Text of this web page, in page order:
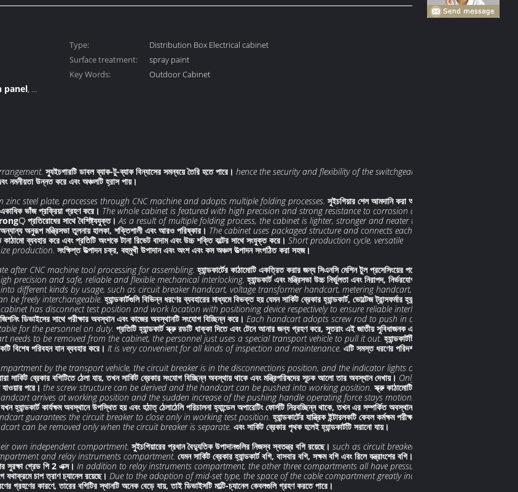
Type:
Distribution Box Electrical cabinet
Surface treatment:
spray paint
Key Words:
Outdoor Cabinet
panel,
স্যুইচগারটি ডাবল ব্যাক-টু-ব্যাক বিন্যাসের সমন্বয়ে তৈরি হতে পারে। hence the security and flexibility of the switchgear
নমনীয়তা উন্নত করে এবং অঞ্চলটি হ্রাস পায়।
steel plate, processes through CNC machine and adopts multiple folding processes. সুইচগিয়ার শেল আমদানি করা অ্যালুমিনিয়াম
ভাঁজ প্রক্রিয়া গ্রহণ করে। The whole cabinet is featured with high precision and strong resistance to corrosion and
প্রতিরোধের সাথে বৈশিষ্ট্যযুক্ত। As a result of multiple folding process, the cabinet is lighter, stronger and neater than
অনুরূপ মন্ত্রিসভা তুলনায় হালকা, শক্তিশালী এবং আরও পরিষ্কার। The cabinet uses packaged structure and connects each part with
কাঠামো ব্যবহার করে এবং প্রতিটি অংশকে টানা রিভেট বাদাম এবং উচ্চ শক্তি বল্টের সাথে সংযুক্ত করে। Short production cycle, versatile
production. সংক্ষিপ্ত উত্পাদন চক্র, বহুমুখী উপাদান এবং অংশ এবং কম অঞ্চল উত্পাদন সংগঠিত করা সহজ।
after CNC machine tool processing for assembling. হ্যান্ডকার্টের কাঠামোটি একত্রিত করার জন্য সিএনসি মেশিন টুল প্রসেসিংয়ের পরে পাতলা
precision and safe, reliable and flexible mechanical interlocking. হ্যান্ডকার্ট এবং মন্ত্রিসভা উচ্চ নির্ভুলতা এবং নিরাপদ, নির্ভরযোগ্য এবং
different kinds by usage, such as circuit breaker handcart, voltage transformer handcart, metering handcart, isolation
be freely interchangeable. হ্যান্ডকার্টগুলি বিভিন্ন ধরণের ব্যবহারের মাধ্যমে বিভক্ত হয় যেমন সার্কিট ব্রেকার হ্যান্ডকার্ট, ভোল্টেজ ট্রান্সফর্মার হ্যান্ডকার্ট,
has disconnect test position and work location with positioning device respectively to ensure reliable interlocking.
ডিভাইসের সাথে পরীক্ষার অবস্থান এবং কাজের অবস্থানটি সংযোগ বিচ্ছিন্ন করে। Each handcart adopts screw rod to push in and pull
for the personnel on duty. প্রতিটি হ্যান্ডকার্ট স্ক্রু রডটি ধাক্কা দিতে এবং টেনে আনার জন্য গ্রহণ করে, সুতরাং এই জাতীয় সুবিধাজনক এবং নমনীয়
needs to be removed from the cabinet, the personnel just uses a special transport vehicle to pull it out. হ্যান্ডকার্টটি যখন
বিশেষ পরিবহন যান ব্যবহার করে। It is very convenient for all kinds of inspection and maintenance. এটি সমস্ত ধরণের পরিদর্শন এবং
by the transport vehicle, the circuit breaker is in the disconnections position, and the indicator lights of the
সার্কিট ব্রেকার বগিটিতে ঠেলা যায়, তখন সার্কিট ব্রেকার সংযোগ বিচ্ছিন্ন অবস্থায় থাকে এবং মন্ত্রিপরিষদের সূচক আলো তার অবস্থান দেখায়। Only after the
যাওয়ার পরে। the screw structure can be derived and the handcart can be pushed into working position. স্ক্রু কাঠামোটি উত্পন্ন করা
arrives at working position and the sudden increase of the pushing handle operating force stays motionless, its
যখন হ্যান্ডকার্ট কার্যক্ষম অবস্থানে উপস্থিত হয় এবং হঠাত্ ঠেলাঠেলি পরিচালনা হ্যান্ডেল অপারেটিং ফোর্সটি নিরবচ্ছিন্ন থাকে, তখন এর সম্পর্কিত অবস্থান সূচকটি এর
guarantees the circuit breaker to close only in working test position. হ্যান্ডকার্টের যান্ত্রিক ইন্টারলকটি কেবল কর্মক্ষম পরীক্ষার
can be removed only when the circuit breaker is separate. এবং সার্কিট ব্রেকার পৃথক হলেই হ্যান্ডকার্টটি সরানো যায়।
own independent compartment. সুইচগিয়ারের প্রধান বৈদ্যুতিক উপাদানগুলির নিজস্ব স্বতন্ত্র বগি রয়েছে। such as circuit breaker
and relay instruments compartment. যেমন সার্কিট ব্রেকার হ্যান্ডকার্ট বগি, বাসবার বগি, সক্ষম বগি এবং রিলে যন্ত্রাংশের বগি।
সুরক্ষা গ্রেড পি 2 এক্স। In addition to relay instruments compartment, the other three compartments all have pressure relief
যথাক্রমে চাপ ত্রাণ চ্যানেল রয়েছে। Due to the adoption of mid-set type, the space of the cable compartment greatly increases,
গ্রহণের কারণে, তারের বগিটির স্থানটি অনেক বেড়ে যায়, তাই ডিভাইসটি মাল্টি-চ্যানেল কেবলগুলি গ্রহণ করতে পারে।